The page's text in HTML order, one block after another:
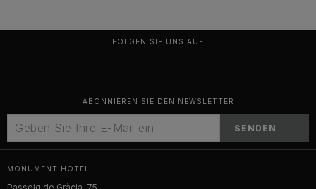
FOLGEN SIE UNS AUF
ABONNIEREN SIE DEN NEWSLETTER
SENDEN
MONUMENT HOTEL